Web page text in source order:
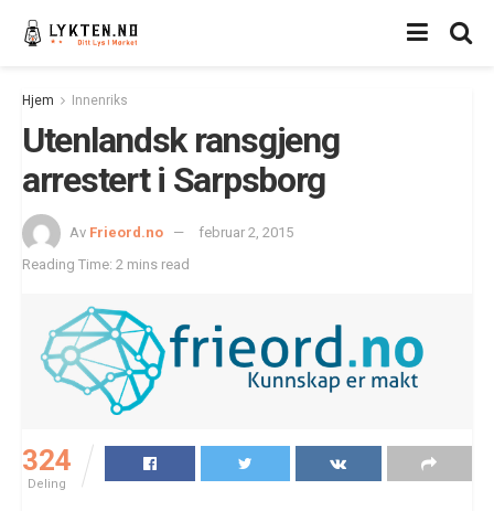
Hjem Innenriks
Utenlandsk ransgjeng
arrestert i Sarpsborg
Av Frieord.no
februar 2, 2015
Reading Time: 2 mins read
324
Deling